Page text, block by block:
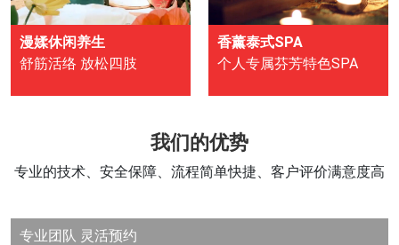
漫媃休闲养生
舒筋活络 放松四肢
香薰泰式SPA
个人专属芬芳特色SPA
我们的优势
专业的技术、安全保障、流程简单快捷、客户评价满意度高
专业团队 灵活预约